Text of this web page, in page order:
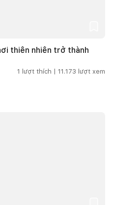
thiên nhiên trở thành
1 lượt thích | 11.173 lượt xem